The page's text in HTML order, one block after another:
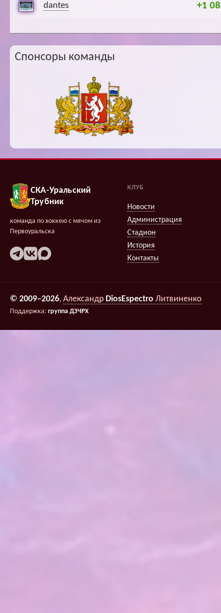
dantes +1
Спонсоры команды
СКА-Уральский
Трубник
команда по хоккею с мячом из
Первоуральска
КЛУБ
Новости
Администрация
Стадион
История
Контакты
© 2009–2026, Александр DiosEspectro Литвиненко
Поддержка: группа ДЗЧРХ